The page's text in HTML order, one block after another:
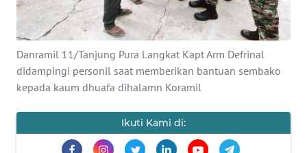
Danramil 11/Tanjung Pura Langkat Kapt Arm Defrinal
didampingi personil saat memberikan bantuan sembako
kepada kaum dhuafa dihalamn Koramil
Ikuti Kami di:
IKLAN
TENTANG
KAMI
MEDIA